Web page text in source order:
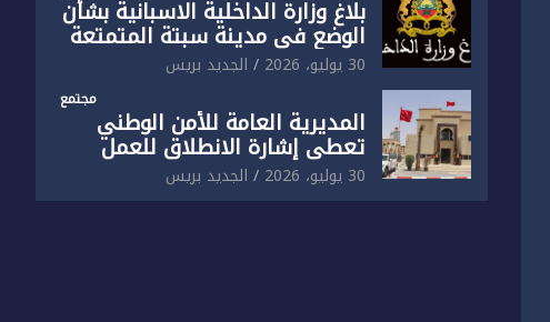
بلاغ وزارة الداخلية الاسبانية بشأن
الوضع في مدينة سبتة المتمتعة
بالحكم الذاتي
30 يوليو، 2026 الجديد بريس
مجتمع
المديرية العامة للأمن الوطني
تعطي إشارة الانطلاق للعمل
بالمقر الجديد للدائرة الثالثة
للشرطة بولاية أمن العيون
30 يوليو، 2026 الجديد بريس